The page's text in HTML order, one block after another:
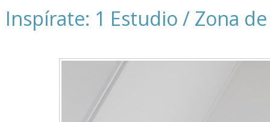
Inspírate: 1 Estudio / Zona